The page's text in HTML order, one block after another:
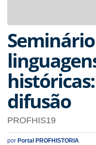
difusão
PROFHIS19
por Portal PROFHISTORIA